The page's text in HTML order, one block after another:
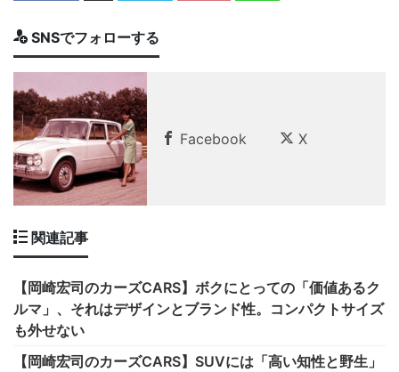
SNSでフォローする
Facebook X
関連記事
【岡崎宏司のカーズCARS】ボクにとっての「価値あるク
ルマ」、それはデザインとブランド性。コンパクトサイズ
も外せない
【岡崎宏司のカーズCARS】SUVには「高い知性と野生」